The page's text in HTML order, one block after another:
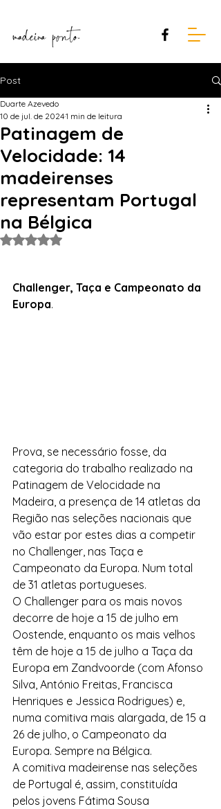
Post
Patinagem de
Velocidade: 14
madeirenses
representam Portugal
na Bélgica
Duarte Azevedo
10 de jul. de 20241 min de leitura
Avaliado com NaN de 5 estrelas.
Challenger, Taça e Campeonato da
Europa.
Prova, se necessário fosse, da
categoria do trabalho realizado na
Patinagem de Velocidade na
Madeira, a presença de 14 atletas da
Região nas seleções nacionais que
vão estar por estes dias a competir
no Challenger, nas Taça e
Campeonato da Europa. Num total
de 31 atletas portugueses.
O Challenger para os mais novos
decorre de hoje a 15 de julho em
Oostende, enquanto os mais velhos
têm de hoje a 15 de julho a Taça da
Europa em Zandvoorde (com Afonso
Silva, António Freitas, Francisca
Henriques e Jessica Rodrigues) e,
numa comitiva mais alargada, de 15 a
26 de julho, o Campeonato da
Europa. Sempre na Bélgica.
A comitiva madeirense nas seleções
de Portugal é, assim, constituída
pelos jovens Fátima Sousa